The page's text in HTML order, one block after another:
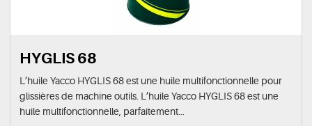
HYGLIS 68
L’huile Yacco HYGLIS 68 est une huile multifonctionnelle pour
glissières de machine outils. L’huile Yacco HYGLIS 68 est une
huile multifonctionnelle, parfaitement...